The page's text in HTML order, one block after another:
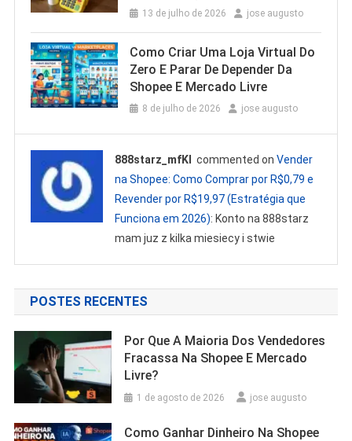
13 de julho de 2026 jose augusto
Como Criar Uma Loja Virtual Do
Zero E Parar De Depender Da
Shopee E Mercado Livre
8 de julho de 2026 jose augusto
888starz_mfKl commented onVender
na Shopee: Como Comprar por R$0,79 e
Revender por R$19,97 (Estratégia que
Funciona em 2026): Konto na 888starz
mam juz z kilka miesiecy i stwie
POSTES RECENTES
Por Que A Maioria Dos Vendedores
Fracassa Na Shopee E Mercado
Livre?
1 de agosto de 2026 jose augusto
Como Ganhar Dinheiro Na Shopee